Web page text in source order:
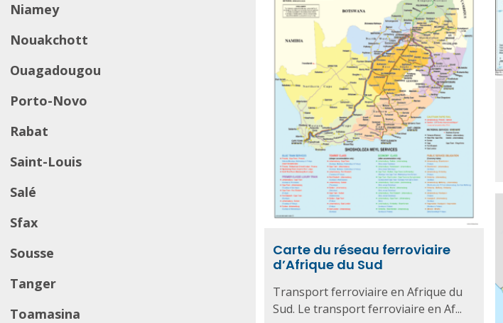
Niamey
Nouakchott
Ouagadougou
Porto-Novo
Rabat
Saint-Louis
Salé
Sfax
Sousse
Tanger
Toamasina
Carte du réseau ferroviaire
d’Afrique du Sud
Transport ferroviaire en Afrique du
Sud. Le transport ferroviaire en Af...